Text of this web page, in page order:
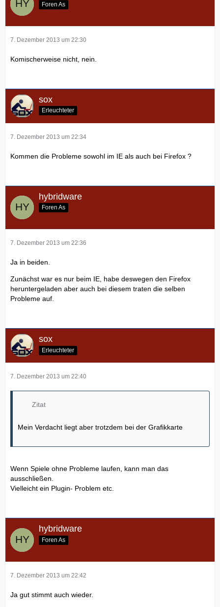
Foren As
7. Dezember 2013 um 22:30
Komischerweise nicht, nein.
sox
Erleuchteter
7. Dezember 2013 um 22:34
Kommen die Probleme sowohl im IE als auch bei Firefox ?
hybridware
Foren As
7. Dezember 2013 um 22:36
Ja in beiden.
Zunächst war es nur beim IE, habe deswegen den Firefox
heruntergeladen aber auch bei diesem traten die selben
Probleme auf.
sox
Erleuchteter
7. Dezember 2013 um 22:40
Zitat
Mein Verdacht liegt aber trotzdem bei der Grafikkarte
Wenn Spiele ohne Probleme laufen, kann man das
ausschließen.
Vielleicht ein Plugin- Problem etc.
hybridware
Foren As
7. Dezember 2013 um 22:42
Ja gut stimmt auch wieder.